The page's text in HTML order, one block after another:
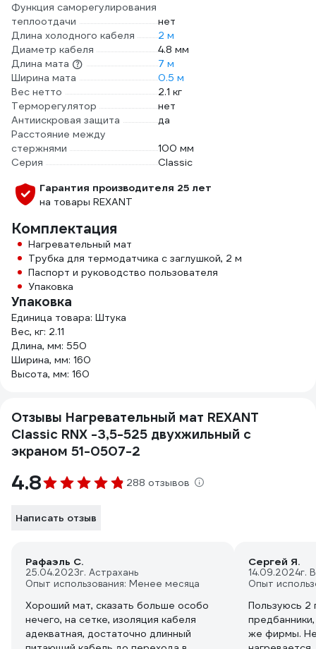
Функция саморегулирования
теплоотдачи
нет
Длина холодного кабеля
2 м
Диаметр кабеля
4.8 мм
Длина мата
7 м
Ширина мата
0.5 м
Вес нетто
2.1 кг
Терморегулятор
нет
Антиискровая защита
да
Расстояние между
стержнями
100 мм
Серия
Classic
Гарантия производителя 25 лет
на товары REXANT
Комплектация
Нагревательный мат
Трубка для термодатчика с заглушкой, 2 м
Паспорт и руководство пользователя
Упаковка
Упаковка
Единица товара: Штука
Вес, кг: 2.11
Длина, мм: 550
Ширина, мм: 160
Высота, мм: 160
Отзывы Нагревательный мат REXANT
Classic RNX -3,5-525 двухжильный с
экраном 51-0507-2
4.8 288 отзывов
Написать отзыв
Рафаэль С.
25.04.2023г. Астрахань
Опыт использования: Менее месяца
Хороший мат, сказать больше особо
нечего, на сетке, изоляция кабеля
адекватная, достаточно длинный
Сергей Я.
14.09.2024г.
Опыт
Пользуюсь 2
же фирмы.